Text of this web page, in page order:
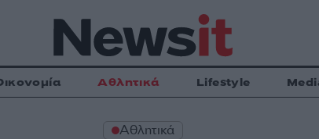
Αθλητικά Lifestyle
Αθλητικά